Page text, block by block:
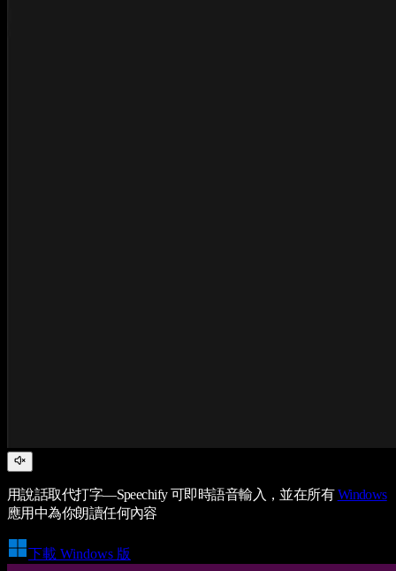
用說話取代打字—Speechify 可即時語音輸入，並在所有Windows
應用中為你朗讀任何內容
下載 Windows 版